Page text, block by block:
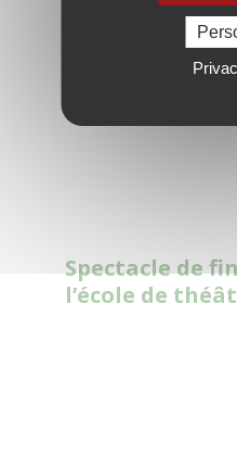
Spectacle de
l’école de